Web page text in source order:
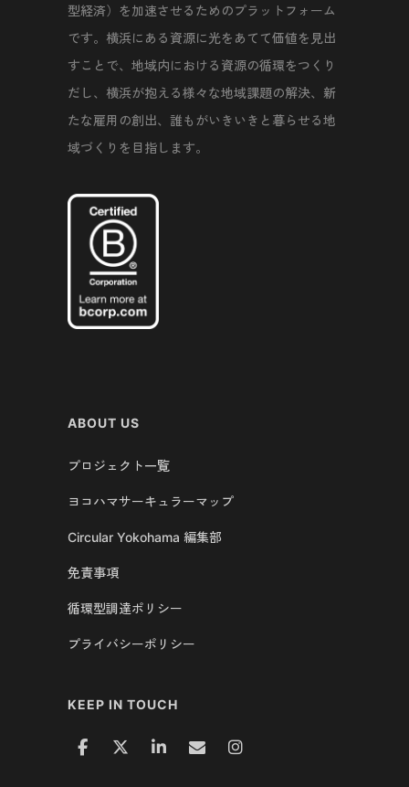
型経済）を加速させるためのプラットフォーム
です。横浜にある資源に光をあてて価値を見出
すことで、地域内における資源の循環をつくり
だし、横浜が抱える様々な地域課題の解決、新
たな雇用の創出、誰もがいきいきと暮らせる地
域づくりを目指します。
ABOUT US
プロジェクト一覧
ヨコハマサーキュラーマップ
Circular Yokohama 編集部
免責事項
循環型調達ポリシー
プライバシーポリシー
KEEP IN TOUCH